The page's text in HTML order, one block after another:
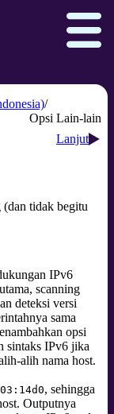
Book
Opsi Lain-lain
Lanjut
(dan tidak begitu
IPv6
scanning
deteksi versi
sama
opsi
sintaks IPv6 jika
alih nama host.
, sehingga
Outputnya